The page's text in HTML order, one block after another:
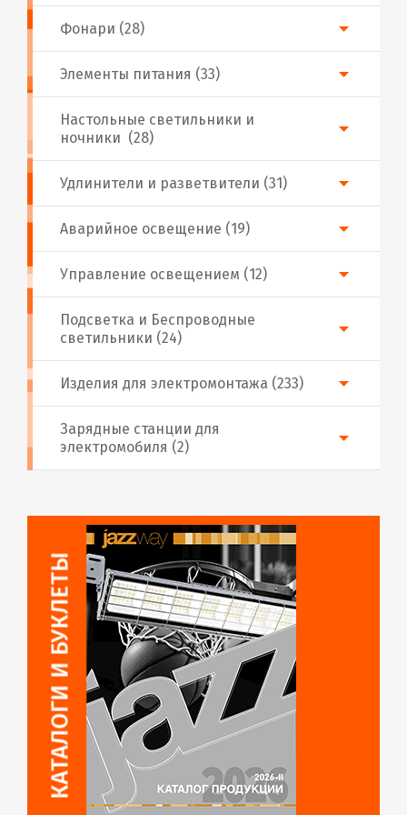
Фонари (28)
Аварийное освещение (19)
Настольные светильники и
ночники (28)
Подсветка и Беспроводные
светильники (24)
Изделия для электромонтажа (233)
Удлинители и разветвители (31)
Управление освещением (12)
Элементы питания (33)
Зарядные станции для
электромобиля (2)